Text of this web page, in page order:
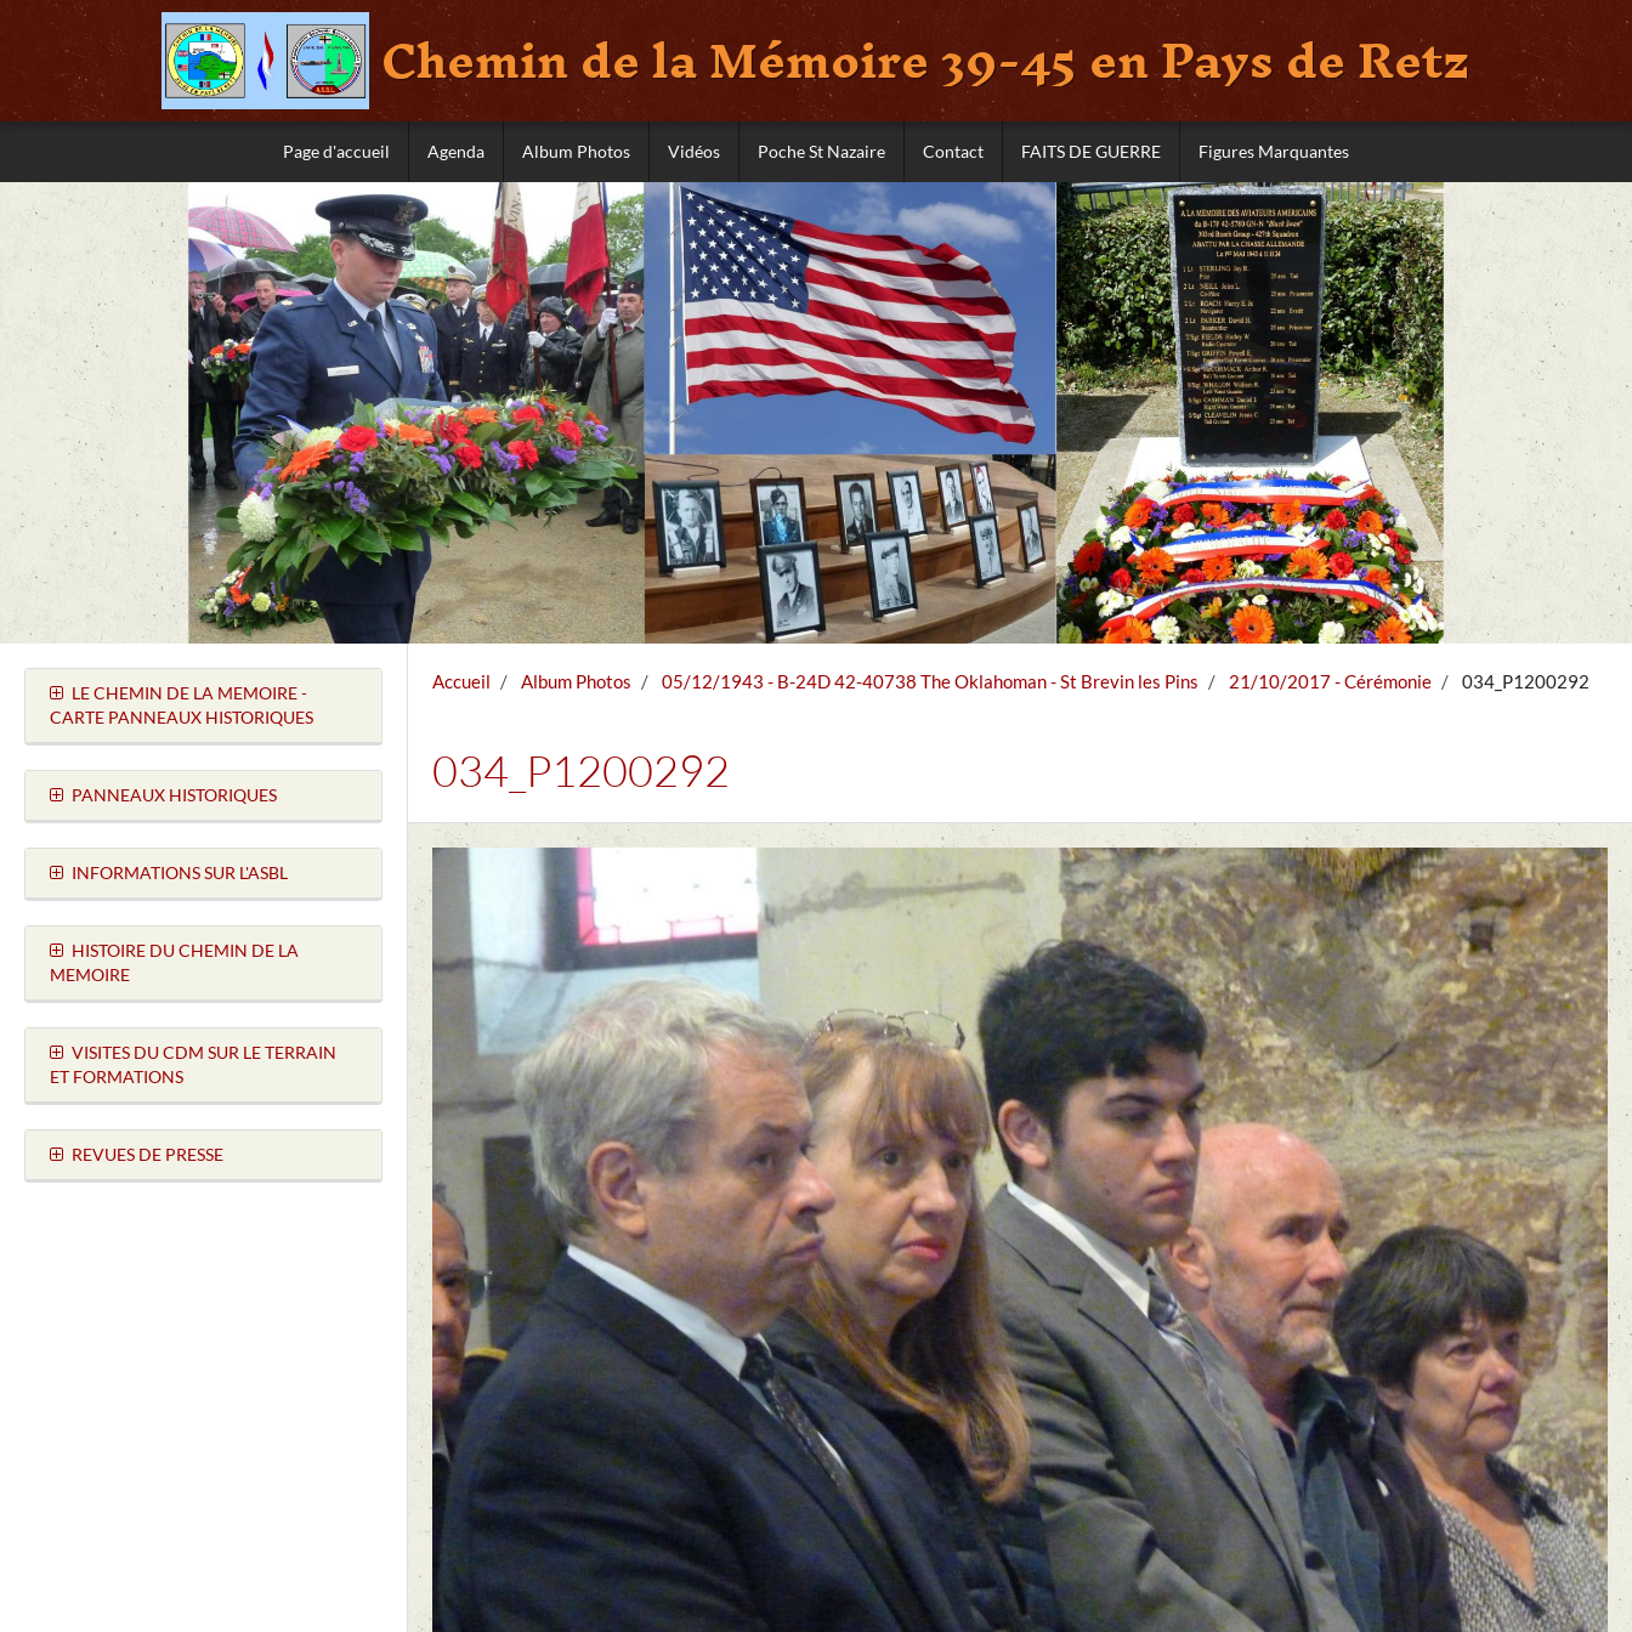
Chemin de la Mémoire 39-45 en Pays de Retz
Page d'accueil Agenda Album Photos Vidéos Poche St Nazaire Contact FAITS DE GUERRE Figures Marquantes
Accueil Album Photos 05/12/1943 - B-24D 42-40738 The Oklahoman - St Brevin les Pins 21/10/2017 - Cérémonie 034_P1200292
034_P1200292
LE CHEMIN DE LA MEMOIRE -
CARTE PANNEAUX HISTORIQUES
PANNEAUX HISTORIQUES
INFORMATIONS SUR L'ASBL
HISTOIRE DU CHEMIN DE LA
MEMOIRE
VISITES DU CDM SUR LE TERRAIN
ET FORMATIONS
REVUES DE PRESSE